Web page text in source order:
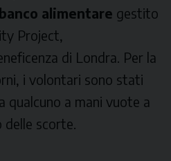
alimentare gestito
Project,
di Londra. Per la
i volontari sono stati
qualcuno a mani vuote a
delle scorte.